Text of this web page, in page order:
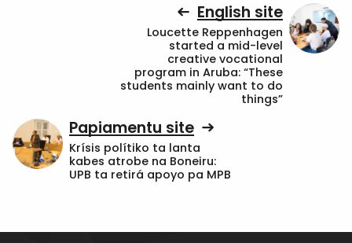
English site
Loucette Reppenhagen
started a mid-level
creative vocational
program in Aruba: “These
students mainly want to do
things”
Papiamentu site
Krísis polítiko ta lanta
kabes atrobe na Boneiru:
UPB ta retirá apoyo pa MPB